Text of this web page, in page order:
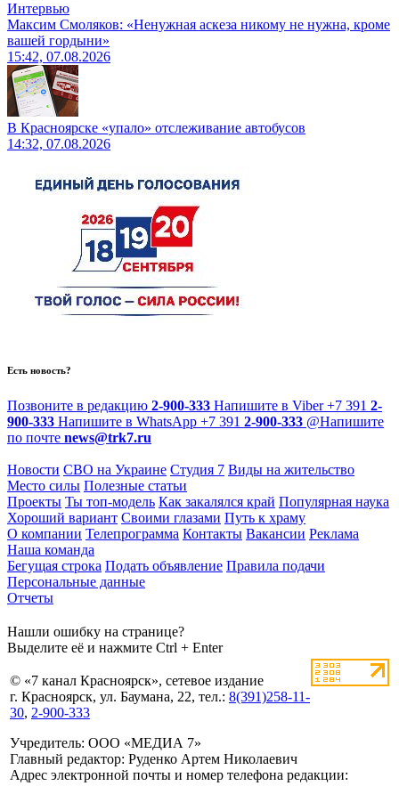
Интервью
Максим Смоляков: «Ненужная аскеза никому не нужна, кроме
вашей гордыни»
15:42, 07.08.2026
В Красноярске «упало» отслеживание автобусов
14:32, 07.08.2026
Есть новость?
Позвоните в редакцию 2-900-333 Напишите в Viber +7 391 2-
900-333 Напишите в WhatsApp +7 391 2-900-333 @Напишите
по почте news@trk7.ru
Новости СВО на Украине Студия 7 Виды на жительство
Место силы Полезные статьи
Проекты Ты топ-модель Как закалялся край Популярная наука
Хороший вариант Своими глазами Путь к храму
О компании Телепрограмма Контакты Вакансии Реклама
Наша команда
Бегущая строка Подать объявление Правила подачи
Персональные данные
Отчеты
Нашли ошибку на странице?
Выделите её и нажмите Ctrl + Enter
© «7 канал Красноярск», сетевое издание
г. Красноярск, ул. Баумана, 22, тел.: 8(391)258-11-
30, 2-900-333
Учредитель: ООО «МЕДИА 7»
Главный редактор: Руденко Артем Николаевич
Адрес электронной почты и номер телефона редакции: